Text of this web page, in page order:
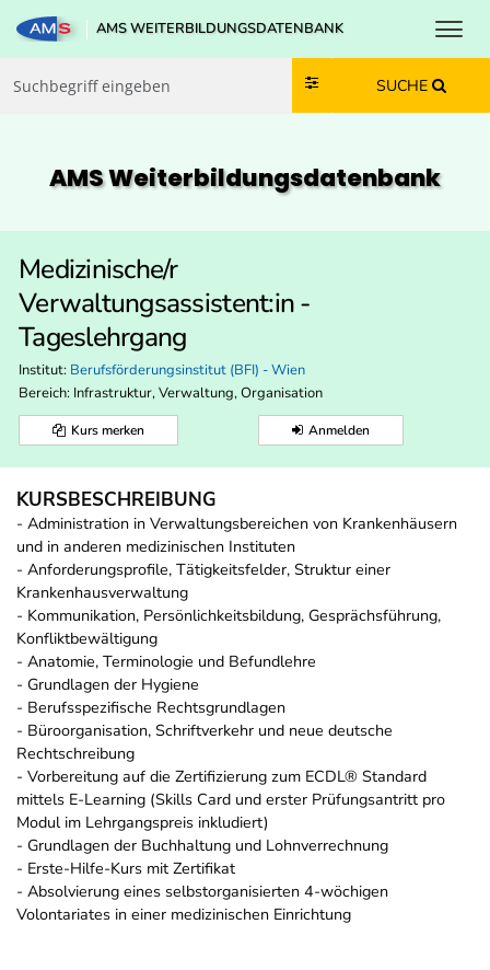
Zum Inhalt springen
Zum Navmenü springen
Zur Suche springen
Zur Footer springen
AMS WEITERBILDUNGSDATENBANK
SUCHE
AMS Weiterbildungs­datenbank
Medizinische/r
Verwaltungsassistent:in -
Tageslehrgang
Institut: Berufsförderungsinstitut (BFI) - Wien
Bereich: Infrastruktur, Verwaltung, Organisation
Kurs merken Anmelden
KURSBESCHREIBUNG
- Administration in Verwaltungsbereichen von Krankenhäusern
und in anderen medizinischen Instituten
- Anforderungsprofile, Tätigkeitsfelder, Struktur einer
Krankenhausverwaltung
- Kommunikation, Persönlichkeitsbildung, Gesprächsführung,
Konfliktbewältigung
- Anatomie, Terminologie und Befundlehre
- Grundlagen der Hygiene
- Berufsspezifische Rechtsgrundlagen
- Büroorganisation, Schriftverkehr und neue deutsche
Rechtschreibung
- Vorbereitung auf die Zertifizierung zum ECDL® Standard
mittels E-Learning (Skills Card und erster Prüfungsantritt pro
Modul im Lehrgangspreis inkludiert)
- Grundlagen der Buchhaltung und Lohnverrechnung
- Erste-Hilfe-Kurs mit Zertifikat
- Absolvierung eines selbstorganisierten 4-wöchigen
Volontariates in einer medizinischen Einrichtung